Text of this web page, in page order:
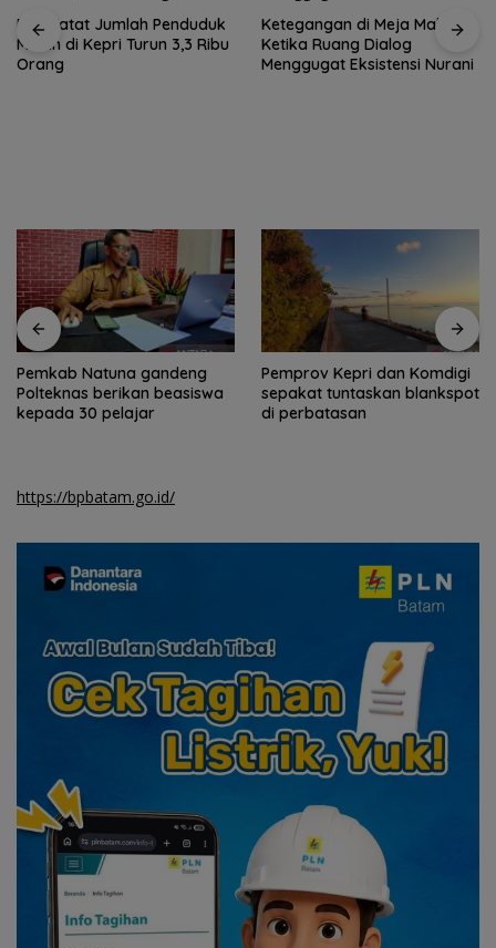
BPS Catat Jumlah Penduduk
Miskin di Kepri Turun 3,3 Ribu
Orang
Ketegangan di Meja Makan:
Ketika Ruang Dialog
Menggugat Eksistensi Nurani
Pemkab Natuna gandeng
Polteknas berikan beasiswa
kepada 30 pelajar
Pemprov Kepri dan Komdigi
sepakat tuntaskan blankspot
di perbatasan
https://bpbatam.go.id/